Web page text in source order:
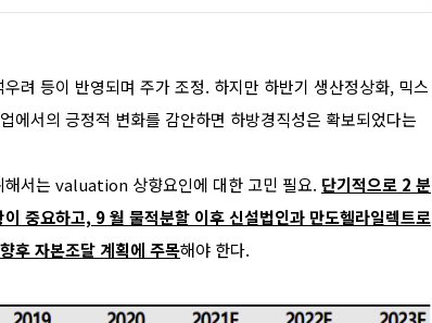
려 등이 반영되며 주가 조정. 하지만 하반기 생산정상화, 믹스
에서의 긍정적 변화를 감안하면 하방경직성은 확보되었다는
해서는 valuation 상향요인에 대한 고민 필요. 단기적으로 2 분
중요하고, 9 월 물적분할 이후 신설법인과 만도헬라일렉트로
후 자본조달 계획에 주목해야 한다.